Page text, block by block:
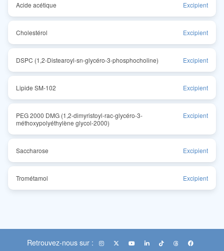
Acide acétique Excipient
Cholestérol Excipient
DSPC (1,2-Distearoyl-sn-glycéro-3-phosphocholine) Excipient
Lipide SM-102 Excipient
PEG 2000 DMG (1,2-dimyristoyl-rac-glycéro-3-
méthoxypolyéthylène glycol-2000)
Excipient
Saccharose Excipient
Trométamol Excipient
Retrouvez-nous sur :